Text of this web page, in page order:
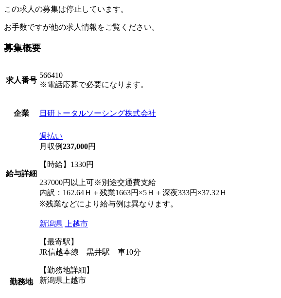
この求人の募集は停止しています。
お手数ですが他の求人情報をご覧ください。
募集概要
求人番号
566410
※電話応募で必要になります。
企業 日研トータルソーシング株式会社
給与詳細
週払い
月収例237,000円
【時給】1330円
237000円以上可※別途交通費支給
内訳：162.64Ｈ＋残業1663円×5Ｈ＋深夜333円×37.32Ｈ
※残業などにより給与例は異なります。
勤務地
新潟県 上越市
【最寄駅】
JR信越本線 黒井駅 車10分
【勤務地詳細】
新潟県上越市